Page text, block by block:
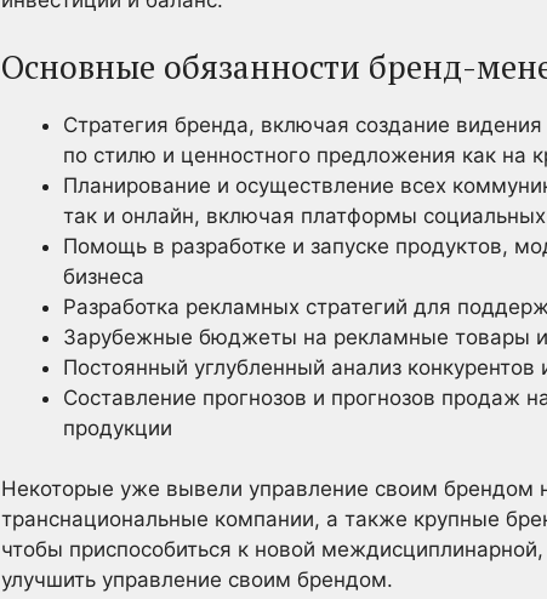
Основные обязанности бренд-
Стратегия бренда, включая создание
по стилю и ценностного предложения как на
Планирование и осуществление всех
так и онлайн, включая платформы социальных
Помощь в разработке и запуске продуктов,
бизнеса
Разработка рекламных стратегий для
Зарубежные бюджеты на рекламные товары
Постоянный углубленный анализ конкурентов
Составление прогнозов и прогнозов продаж
продукции
Некоторые уже вывели управление своим брендом
транснациональные компании, а также крупные
чтобы приспособиться к новой
улучшить управление своим брендом.